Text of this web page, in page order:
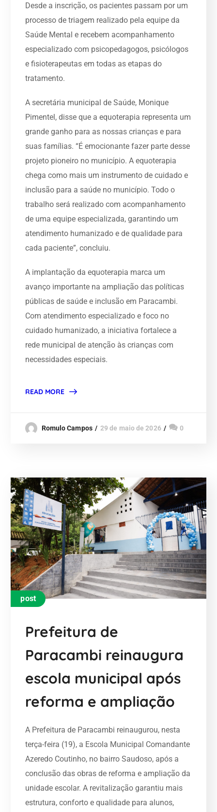
Desde a inscrição, os pacientes passam por um
processo de triagem realizado pela equipe da
Saúde Mental e recebem acompanhamento
especializado com psicopedagogos, psicólogos
e fisioterapeutas em todas as etapas do
tratamento.
A secretária municipal de Saúde, Monique
Pimentel, disse que a equoterapia representa um
grande ganho para as nossas crianças e para
suas famílias. “É emocionante fazer parte desse
projeto pioneiro no município. A equoterapia
chega como mais um instrumento de cuidado e
inclusão para a saúde no município. Todo o
trabalho será realizado com acompanhamento
de uma equipe especializada, garantindo um
atendimento humanizado e de qualidade para
cada paciente”, concluiu.
A implantação da equoterapia marca um
avanço importante na ampliação das políticas
públicas de saúde e inclusão em Paracambi.
Com atendimento especializado e foco no
cuidado humanizado, a iniciativa fortalece a
rede municipal de atenção às crianças com
necessidades especiais.
READ MORE
Romulo Campos 29 de maio de 2026 0
post
Prefeitura de
Paracambi reinaugura
escola municipal após
reforma e ampliação
A Prefeitura de Paracambi reinaugurou, nesta
terça-feira (19), a Escola Municipal Comandante
Azeredo Coutinho, no bairro Saudoso, após a
conclusão das obras de reforma e ampliação da
unidade escolar. A revitalização garantiu mais
estrutura, conforto e qualidade para alunos,